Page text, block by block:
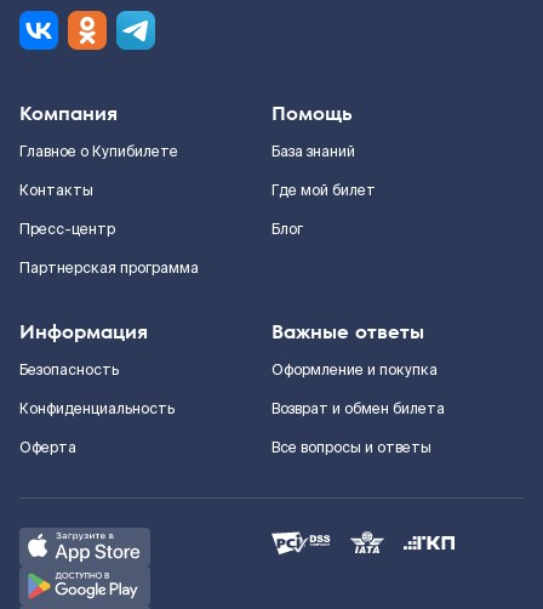
Компания
Главное о Купибилете
Контакты
Пресс-центр
Партнерская программа
Помощь
База знаний
Где мой билет
Блог
Информация
Безопасность
Конфиденциальность
Оферта
Важные ответы
Оформление и покупка
Возврат и обмен билета
Все вопросы и ответы